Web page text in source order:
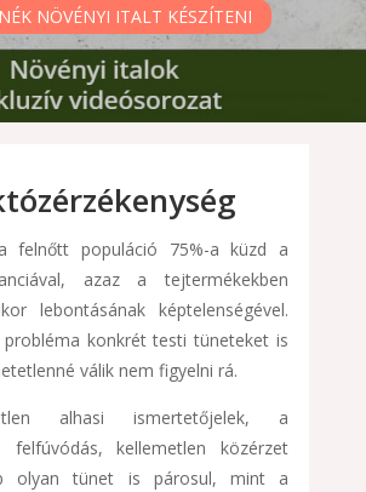
NÖVÉNYI ITALT KÉSZÍTENI
felnőtt populáció 75%-a küzd a
azaz a tejtermékekben
lebontásának képtelenségével.
konkrét testi tüneteket is
válik nem figyelni rá.
alhasi ismertetőjelek, a
felfúvódás, kellemetlen közérzet
olyan tünet is párosul, mint a